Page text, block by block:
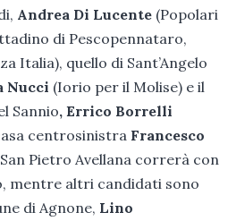
Andrea Di Lucente (Popolari
di Pescopennataro,
Italia), quello di Sant’Angelo
Nucci (Iorio per il Molise) e il
Sannio, Errico Borrelli
centrosinistra Francesco
Pietro Avellana correrà con
mentre altri candidati sono
di Agnone, Lino